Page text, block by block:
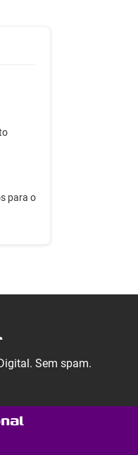
para o
Sem spam.